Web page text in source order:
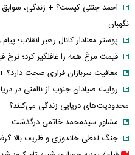
ترور علی لاریجانی چگونه اتفاق
بازار اجاره لپ‌تاپ رونق گرفت + عکس
قیمت مسکن دو برابر شد؛ بازار در
نشستند
سامانه جدید تأمین اجتماعی فعال
می‌کنند؟
اولین تصاویر از حادثه بالگرد حامل
نگهبان